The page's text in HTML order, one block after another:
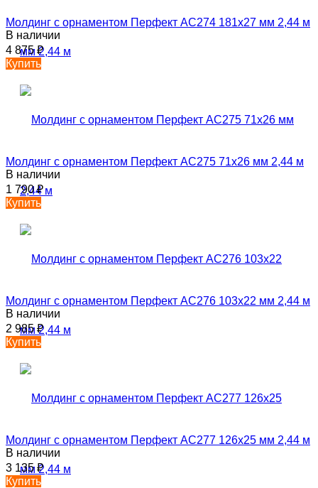
Молдинг с орнаментом Перфект AC274 181х27 мм 2,44 м
В наличии
4 875₽
Купить
Молдинг с орнаментом Перфект AC275 71х26 мм 2,44 м
В наличии
1 790₽
Купить
Молдинг с орнаментом Перфект AC276 103х22 мм 2,44 м
В наличии
2 985₽
Купить
Молдинг с орнаментом Перфект AC277 126х25 мм 2,44 м
В наличии
3 135₽
Купить